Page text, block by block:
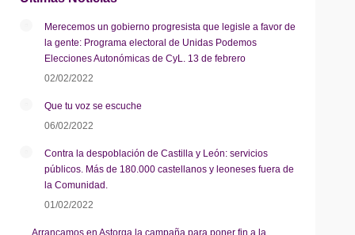
Merecemos un gobierno progresista que legisle a favor de
la gente: Programa electoral de Unidas Podemos
Elecciones Autonómicas de CyL. 13 de febrero
02/02/2022
Que tu voz se escuche
06/02/2022
Contra la despoblación de Castilla y León: servicios
públicos. Más de 180.000 castellanos y leoneses fuera de
la Comunidad.
01/02/2022